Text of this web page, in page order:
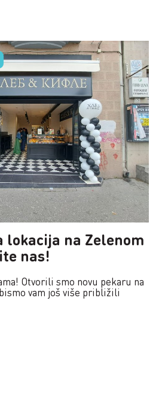
lokacija na Zelenom
nas!
Otvorili smo novu pekaru na
vam još više približili